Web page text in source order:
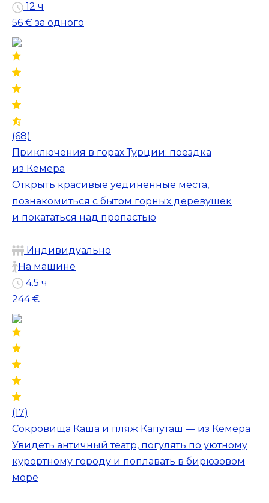
12 ч
56 € за одного
(68)
Приключения в горах Турции: поездка
из Кемера
Открыть красивые уединенные места,
познакомиться с бытом горных деревушек
и покататься над пропастью
Индивидуально
На машине
4.5 ч
244 €
(17)
Сокровища Каша и пляж Капуташ — из Кемера
Увидеть античный театр, погулять по уютному
курортному городу и поплавать в бирюзовом
море